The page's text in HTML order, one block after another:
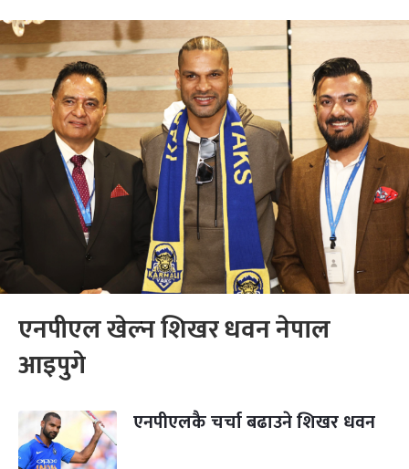
एनपीएल खेल्न शिखर धवन नेपाल
आइपुगे
एनपीएलकै चर्चा बढाउने शिखर धवन